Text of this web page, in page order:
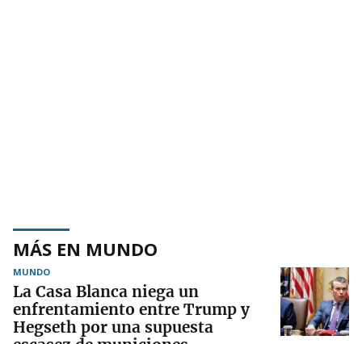
MÁS EN MUNDO
MUNDO
La Casa Blanca niega un
enfrentamiento entre Trump y
Hegseth por una supuesta